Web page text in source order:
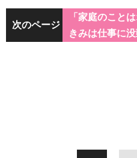
次のページ
「家庭のこと
きみは仕事に没